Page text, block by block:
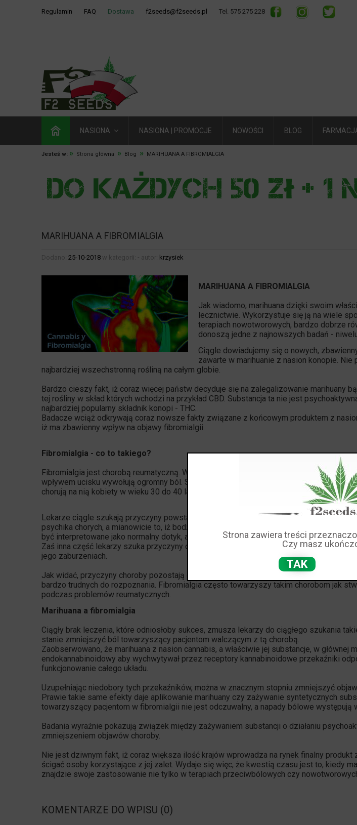
Regulamin FAQ Dostawa f2seeds@f2seeds.pl Tel. 575 275 228
NASIONA NASIONA | PROMOCJE NOWOŚCI BLOG
Jesteś w: » Strona główna » Blog » MARIHUANA A FIBROMIALGIA
MARIHUANA A FIBROMIALGIA
Dodano: 25-10-2018 w kategorii: - autor: krzysiek
MARIHUANA A FIBROMIALGIA
Jak wiadomo, marihuana dzięki swoim
lecznictwie. Wykorzystuje się ją na wiele
terapiach nowotworowych, bardzo dobrze
donoszą jedne z najnowszych badań -
Ciągle dowiadujemy się o nowych,
zawarte w marihuanie z nasion konopie.
najbardziej wszechstronną rośliną na całym globie.
Bardzo cieszy fakt, iż coraz więcej państw decyduje się na zalegalizowanie marihuany
tej rośliny w skład których wchodzi na przykład CBD. Substancja ta nie jest
najbardziej popularny składnik konopi - THC.
Badacze wciąż odkrywają coraz nowsze fakty związane z końcowym produktem z
iż ma zbawienny wpływ na objawy fibromialgii.
Fibromialgia - co to takiego?
Fibromialgia jest chorobą reumatyczną. W czasie jej przebiegu na ciele człowieka
wpływem ucisku wywołują ogromny ból. Szacuje się, że na fibromialgię cierpi około 2 do
chorują na nią kobiety w wieku 30 do 40 lat.
Lekarze ciągle szukają przyczyny powstawania bólów które towarzyszą chorobie.
psychika chorych, a mianowicie to, iż bodźce odbierane przez mózg są źle
być interpretowane jako normalny dotyk, a odbierane są jako sygnały o silnym bólu.
Zaś inna część lekarzy szuka przyczyny choroby w bakteriach, pasożytach, depresji, w
jego zaburzeniach.
Jak widać, przyczyny choroby pozostają ciągle niewyjaśnione, co powoduje iż chorobę
bardzo trudnych do rozpoznania. Fibromialgia często towarzyszy takim chorobom jak
podczas problemów reumatycznych.
Marihuana a fibromialgia
Ciągły brak leczenia, które odniosłoby sukces, zmusza lekarzy do ciągłego szukania
stanie zmniejszyć ból towarzyszący pacjentom walczącym z tą chorobą.
Zaobserwowano, że marihuana z nasion cannabis, a właściwie jej substancje, w głównej
endokannabinoidowy aby wychwytywał przez receptory kannabinoidowe przekaźniki
funkcjonowanie całego układu.
Uzupełniając niedobory tych przekaźników, można w znacznym stopniu zmniejszyć
Prawie takie same efekty daje aplikowanie marihuany czy zażywanie syntetycznych
towarzyszący pacjentom w fibromialgii nie jest odczuwalny, a napady bólowe występują
Badania wyraźnie pokazują związek między zażywaniem substancji o działaniu
zmniejszeniem objawów choroby.
Nie jest dziwnym fakt, iż coraz większa ilość krajów wprowadza na rynek finalny produkt
ścigać osoby korzystające z jej zalet. Wydaje się więc, że kwestią czasu jest to, kiedy
znajdzie swoje zastosowanie nie tylko w terapiach przeciwbólowych czy
KOMENTARZE DO WPISU (0)
Strona zawiera treści
Czy masz
TAK